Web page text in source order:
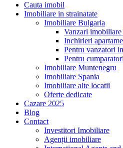
Cauta imobil
Imobiliare in strainatate
Imobiliare Bulgaria
Vanzari
Inchirieri
Pentru vanzatori
Pentru
Imobiliare Muntenegru
Imobiliare Spania
Imobiliare alte locatii
Oferte dedicate
Cazare 2025
Blog
Contact
Investitori Imobiliare
Agenții imobiliare